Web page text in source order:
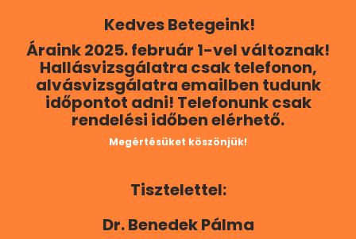
Kedves Betegeink!
Áraink 2025. február 1-vel változnak!
Hallásvizsgálatra csak telefonon,
alvásvizsgálatra emailben tudunk
időpontot adni! Telefonunk csak
rendelési időben elérhető.
Megértésüket köszönjük!
Tisztelettel:
Dr. Benedek Pálma
RÓLUNK
KAPCSOLAT
SZOLGÁLTATÁSAINK